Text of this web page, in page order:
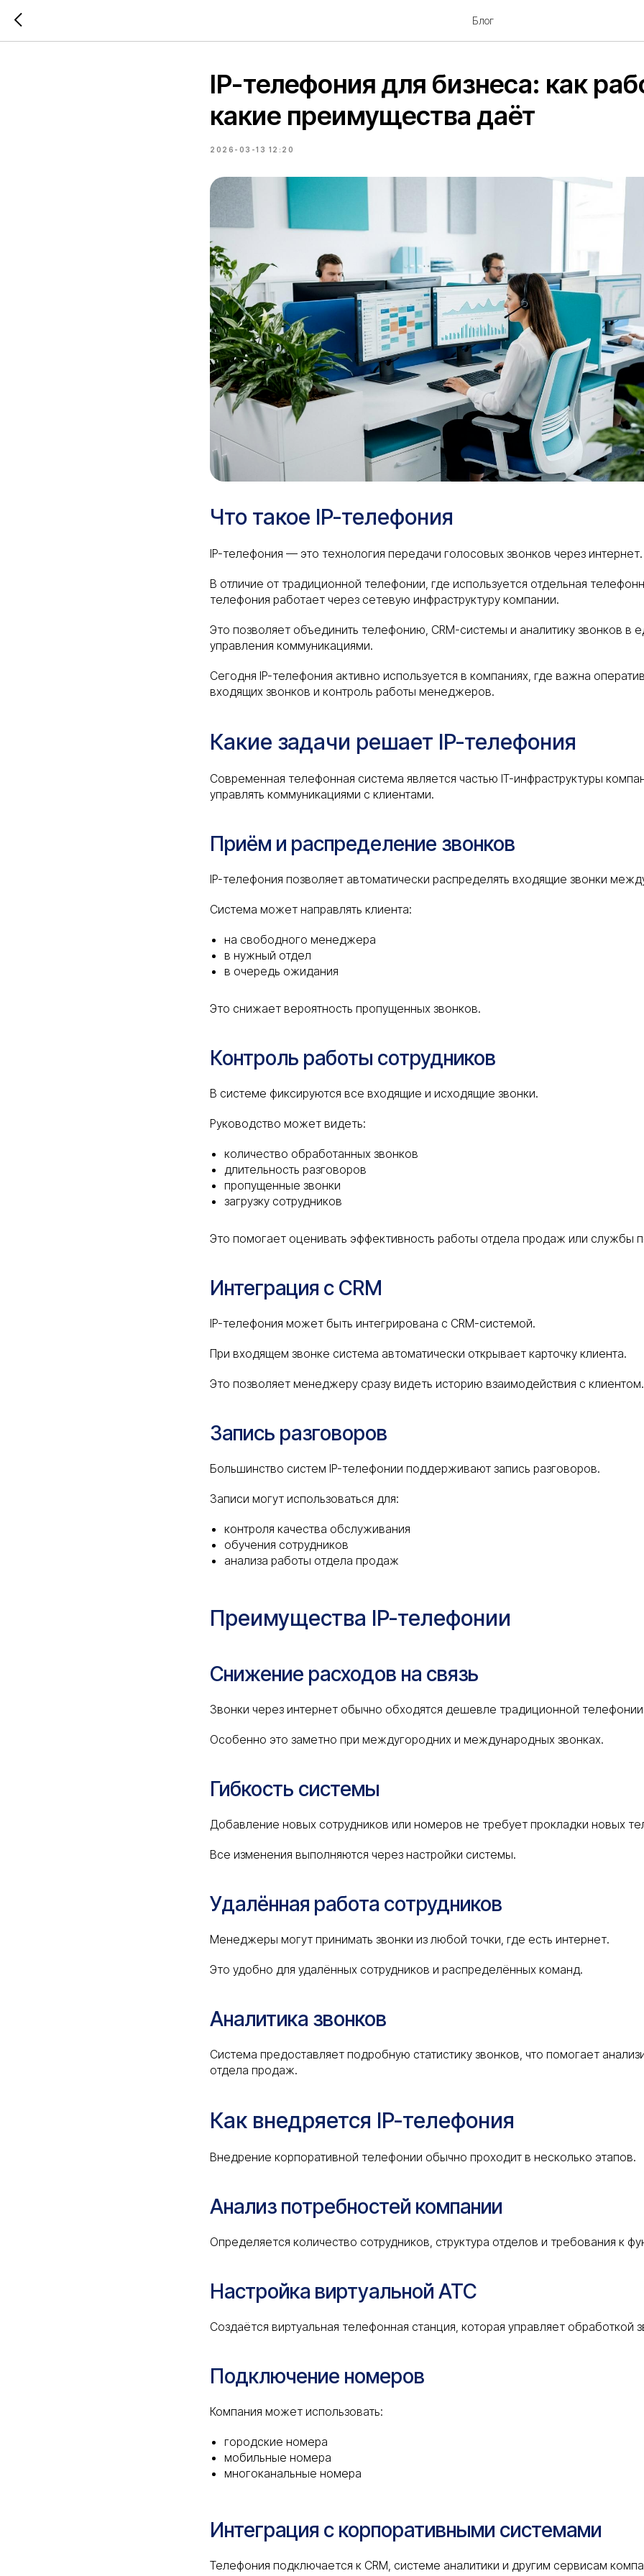
Блог
IP-телефония для бизнеса: как
какие преимущества даёт
2026-03-13 12:20
Что такое IP-телефония
IP-телефония — это технология передачи голосовых звонков через интернет.
В отличие от традиционной телефонии, где используется отдельная
телефония работает через сетевую инфраструктуру компании.
Это позволяет объединить телефонию, CRM-системы и аналитику звонков в
управления коммуникациями.
Сегодня IP-телефония активно используется в компаниях, где важна
входящих звонков и контроль работы менеджеров.
Какие задачи решает IP-телефония
Современная телефонная система является частью IT-инфраструктуры
управлять коммуникациями с клиентами.
Приём и распределение звонков
IP-телефония позволяет автоматически распределять входящие звонки
Система может направлять клиента:
на свободного менеджера
в нужный отдел
в очередь ожидания
Это снижает вероятность пропущенных звонков.
Контроль работы сотрудников
В системе фиксируются все входящие и исходящие звонки.
Руководство может видеть:
количество обработанных звонков
длительность разговоров
пропущенные звонки
загрузку сотрудников
Это помогает оценивать эффективность работы отдела продаж или службы
Интеграция с CRM
IP-телефония может быть интегрирована с CRM-системой.
При входящем звонке система автоматически открывает карточку клиента.
Это позволяет менеджеру сразу видеть историю взаимодействия с клиентом.
Запись разговоров
Большинство систем IP-телефонии поддерживают запись разговоров.
Записи могут использоваться для:
контроля качества обслуживания
обучения сотрудников
анализа работы отдела продаж
Преимущества IP-телефонии
Снижение расходов на связь
Звонки через интернет обычно обходятся дешевле традиционной
Особенно это заметно при междугородних и международных звонках.
Гибкость системы
Добавление новых сотрудников или номеров не требует прокладки новых
Все изменения выполняются через настройки системы.
Удалённая работа сотрудников
Менеджеры могут принимать звонки из любой точки, где есть интернет.
Это удобно для удалённых сотрудников и распределённых команд.
Аналитика звонков
Система предоставляет подробную статистику звонков, что помогает
отдела продаж.
Как внедряется IP-телефония
Внедрение корпоративной телефонии обычно проходит в несколько этапов.
Анализ потребностей компании
Определяется количество сотрудников, структура отделов и требования к
Настройка виртуальной АТС
Создаётся виртуальная телефонная станция, которая управляет обработкой
Подключение номеров
Компания может использовать:
городские номера
мобильные номера
многоканальные номера
Интеграция с корпоративными системами
Телефония подключается к CRM, системе аналитики и другим сервисам